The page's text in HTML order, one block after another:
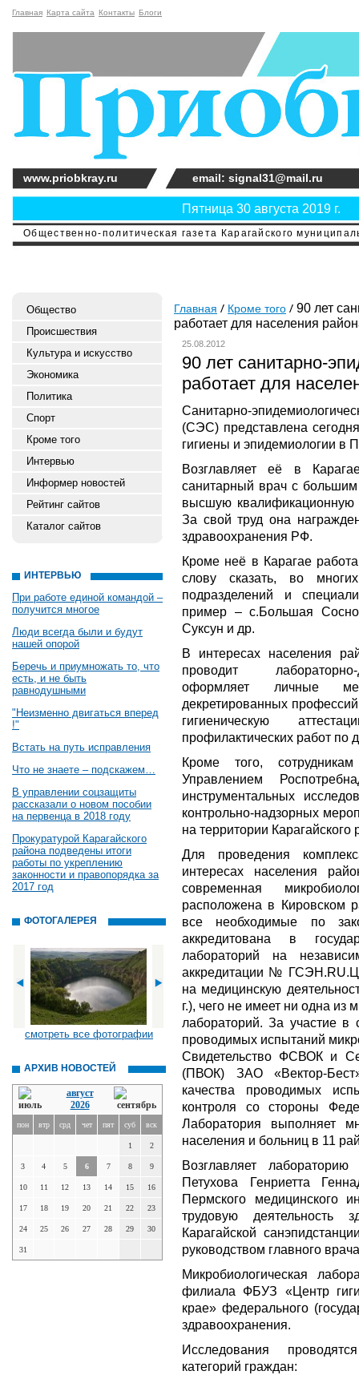
Главная Карта сайта Контакты Блоги
Общественно-политическая газета Карагайского
Пятница 30 августа 2019 г.
www.priobkray.ru email: signal31@mail.ru
Общество
Происшествия
Культура и искусство
Экономика
Политика
Спорт
Кроме того
Интервью
Информер новостей
Рейтинг сайтов
Каталог сайтов
ИНТЕРВЬЮ
При работе единой командой –
получится многое
Люди всегда были и будут
нашей опорой
Беречь и приумножать то, что
есть, и не быть
равнодушными
"Неизменно двигаться вперед
!"
Встать на путь исправления
Что не знаете – подскажем…
В управлении соцзащиты
рассказали о новом пособии
на первенца в 2018 году
Прокуратурой Карагайского
района подведены итоги
работы по укреплению
законности и правопорядка за
2017 год
ФОТОГАЛЕРЕЯ
смотреть все фотографии
АРХИВ НОВОСТЕЙ
август
2026
пон втр срд чет пят суб вск
1 2
3 4 5 6 7 8 9
10 11 12 13 14 15 16
17 18 19 20 21 22 23
24 25 26 27 28 29 30
31
Главная Кроме того
90 лет
работает для населения
25.08.2012
90 лет санитарно-
работает для
Санитарно-
(СЭС) представлена
гигиены и эпидемиологии в
Возглавляет её в
санитарный врач с
высшую квалификационную
За свой труд она
здравоохранения РФ.
Кроме неё в Карагае
слову сказать, во
подразделений и
пример – с.Большая
Суксун и др.
В интересах населения
проводит лабораторно-
оформляет личные
декретированных
гигиеническую
профилактических работ по
Кроме того,
Управлением
инструментальных
контрольно-надзорных
на территории Карагайского
Для проведения
интересах населения
современная
расположена в Кировском
все необходимые по
аккредитована в
лабораторий на
аккредитации №
на медицинскую
г.), чего не имеет ни одна из
лабораторий. За участие в
проводимых испытаний
Свидетельство ФСВОК и
(ПВОК) ЗАО «Вектор-
качества проводимых
контроля со стороны
Лаборатория выполняет
населения и больниц в 11
Возглавляет
Петухова Генриетта
Пермского медицинского
трудовую
Карагайской
руководством главного
Микробиологическая
филиала ФБУЗ «Центр
крае» федерального
здравоохранения.
Исследования
категорий граждан: